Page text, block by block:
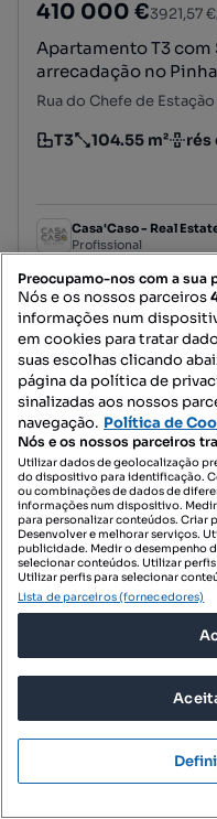
410 000 €3921,57
Apartamento T3 com
arrecadação no
Tipologia
T3
Preço por metro
104.55 m²
Andar rés
Casa'Caso - Real
Profissional
580 000 €3739,52
Apartamento T3 com
Parqueamento e
Tipologia
Preço por metro
Andar
Preocupamo-nos com a sua
Nós e os nossos parceiros
informações num
em cookies para tratar
suas escolhas clicando
página da política de
sinalizadas aos nossos
navegação. Política de
Nós e os nossos parceiros
Utilizar dados de geolocalização
do dispositivo para identificação.
ou combinações de dados de
informações num dispositivo.
para personalizar conteúdos. Criar
Desenvolver e melhorar serviços.
publicidade. Medir o desempenho
selecionar conteúdos. Utilizar
Utilizar perfis para selecionar
Lista de parceiros (fornecedores)